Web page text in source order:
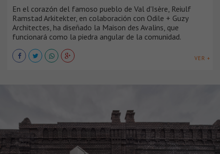
En el corazón del famoso pueblo de Val d'Isère, Reiulf
Ramstad Arkitekter, en colaboración con Odile + Guzy
Architectes, ha diseñado la Maison des Avalins, que
funcionará como la piedra angular de la comunidad.
VER +